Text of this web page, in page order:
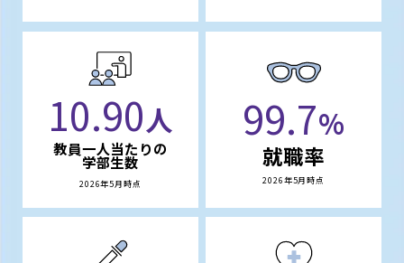
10.90人
教員一人当たりの
学部生数
2026年5月時点
99.7%
就職率
2026年5月時点